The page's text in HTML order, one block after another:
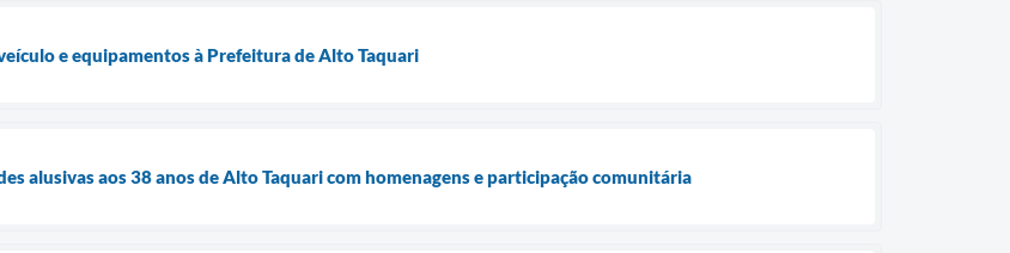
e equipamentos à Prefeitura de Alto Taquari
alusivas aos 38 anos de Alto Taquari com homenagens e participação comunitária